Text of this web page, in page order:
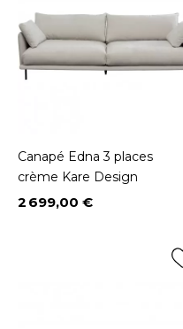
Canapé Edna 3 places
crème Kare Design
Prix
2 699,00 €